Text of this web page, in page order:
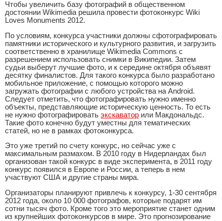
Чтобы увеличить базу фотографий в общественном
достоянии Wikimedia решила провести фотоконкурс Wiki
Loves Monuments 2012.
По условиям, конкурса участники должны сфотографировать
памятники исторического и культурного развития, и загрузить
соответственно в хранилище Wikimedia Commons с
разрешением использовать снимки в Википедии. Затем
судьи выберут лучшие фото, и к середине октября объявят
десятку финалистов. Для такого конкурса было разработано
мобильное приложение, с помощью которого можно
загружать фотографии с любого устройства на Android.
Следует отметить, что фотографировать нужно именно
объекты, представляющие историческую ценность. То есть
не нужно фотографировать экскаватор или Макдональдс.
Такие фото конечно будут уместны для тематических
статей, но не в рамках фотоконкурса.
Это уже третий по счету конкурс, но сейчас уже с
максимальным размахом. В 2010 году в Нидерландах был
организован такой конкурс в виде эксперимента, в 2011 году
конкурс появился в Европе и России, а теперь в нем
участвуют США и другие страны мира.
Организаторы планируют привлечь к конкурсу, 1-30 сентября
2012 года, около 10 000 фотографов, которые подарят им
сотни тысяч фото. Кроме того это мероприятие станет одним
из крупнейших фотоконкурсов в мире. Это прогнозирование